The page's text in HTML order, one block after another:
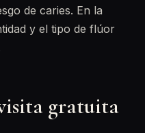
de caries. En la
y el tipo de flúor
gratuita